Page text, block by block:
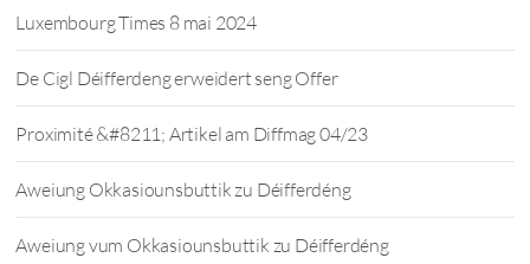
Luxembourg Times 8 mai 2024
De Cigl Déifferdeng erweidert seng Offer
Proximité &#8211; Artikel am Diffmag 04/23
Aweiung Okkasiounsbuttik zu Déifferdéng
Aweiung vum Okkasiounsbuttik zu Déifferdéng